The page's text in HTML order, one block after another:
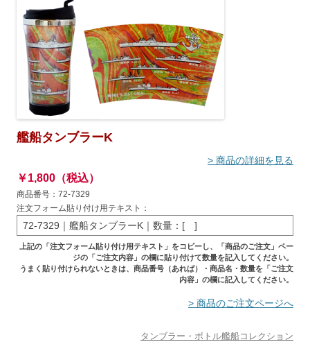
艦船タンブラーK
> 商品の詳細を見る
￥1,800（税込）
商品番号：72-7329
注文フォーム貼り付け用テキスト：
72-7329｜艦船タンブラーK｜数量：[ ]
上記の「注文フォーム貼り付け用テキスト」をコピーし、「商品のご注文」ペー
ジの「ご注文内容」の欄に貼り付けて数量を記入してください。
うまく貼り付けられないときは、商品番号（あれば）・商品名・数量を「ご注文
内容」の欄に記入してください。
> 商品のご注文ページへ
タンブラー・ボトル艦船コレクション